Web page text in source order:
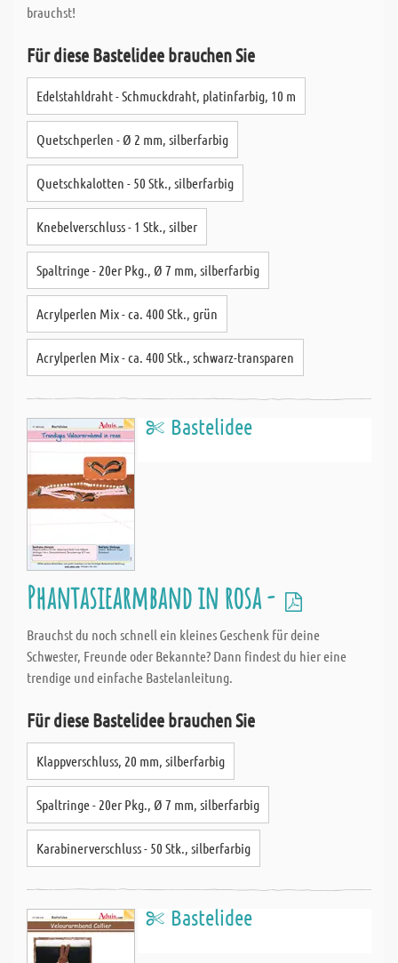
brauchst!
Für diese Bastelidee brauchen Sie
Edelstahldraht - Schmuckdraht, platinfarbig, 10 m
Quetschperlen - Ø 2 mm, silberfarbig
Quetschkalotten - 50 Stk., silberfarbig
Knebelverschluss - 1 Stk., silber
Spaltringe - 20er Pkg., Ø 7 mm, silberfarbig
Acrylperlen Mix - ca. 400 Stk., grün
Acrylperlen Mix - ca. 400 Stk., schwarz-transparen
Bastelidee
Phantasiearmband in rosa -
Brauchst du noch schnell ein kleines Geschenk für deine
Schwester, Freunde oder Bekannte? Dann findest du hier eine
trendige und einfache Bastelanleitung.
Für diese Bastelidee brauchen Sie
Klappverschluss, 20 mm, silberfarbig
Spaltringe - 20er Pkg., Ø 7 mm, silberfarbig
Karabinerverschluss - 50 Stk., silberfarbig
Bastelidee